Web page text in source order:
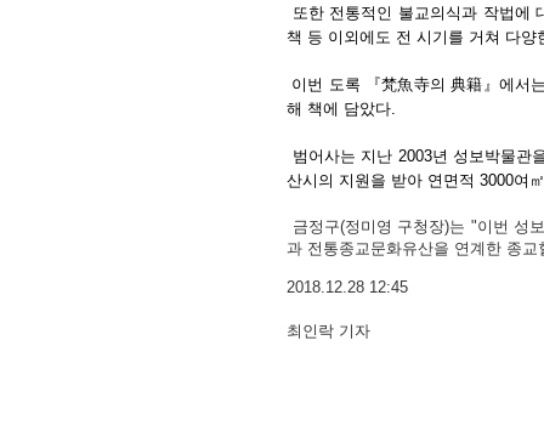
또한 전통적인 불교의식과 작법에
책 등 이외에도 전 시기를 거쳐 다
이번 도록 『梵魚寺의 典籍』에서
해 책에 담았다.
범어사는 지난 2003년 성보박물관
산시의 지원을 받아 연면적 3000여
금정구(정미영 구청장)는 "이번 성
과 전통종교문화유산을 연계한 종
2018.12.28 12:45
최인락 기자